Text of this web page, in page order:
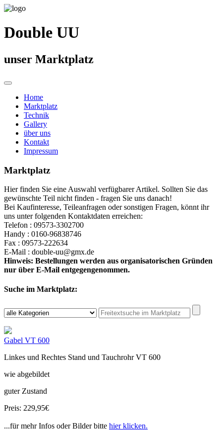
Double UU
unser Marktplatz
Home
Marktplatz
Technik
Gallery
über uns
Kontakt
Impressum
Marktplatz
Hier finden Sie eine Auswahl verfügbarer Artikel. Sollten Sie das
gewünschte Teil nicht finden - fragen Sie uns danach!
Bei Kaufinteresse, Teileanfragen oder sonstigen Fragen, könnt ihr
uns unter folgenden Kontaktdaten erreichen:
Telefon : 09573-3302700
Handy : 0160-96838746
Fax : 09573-222634
E-Mail : double-uu@gmx.de
Hinweis: Bestellungen werden aus organisatorischen Gründen
nur über E-Mail entgegengenommen.
Suche im Marktplatz:
Gabel VT 600
Linkes und Rechtes Stand und Tauchrohr VT 600
wie abgebildet
guter Zustand
Preis: 229,95€
...für mehr Infos oder Bilder bitte hier klicken.